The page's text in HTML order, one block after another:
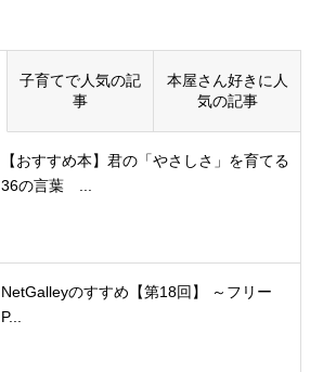
子育てで人気の記
事
本屋さん好きに人
気の記事
【おすすめ本】君の「やさしさ」を育てる
36の言葉 ...
NetGalleyのすすめ【第18回】 ～フリー
P...